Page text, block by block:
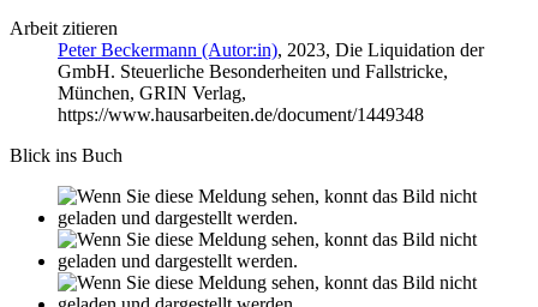
Arbeit zitieren
Peter Beckermann (Autor:in), 2023, Die Liquidation der
GmbH. Steuerliche Besonderheiten und Fallstricke,
München, GRIN Verlag,
https://www.hausarbeiten.de/document/1449348
Blick ins Buch